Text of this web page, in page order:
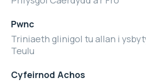
Pwnc
Triniaeth glinigol tu allan i
Teulu
Cyfeirnod Achos